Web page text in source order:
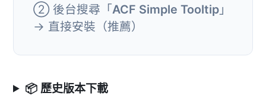
② 後台搜尋「ACF Simple Tooltip 」
→ 直接安裝（推薦）
📦 歷史版本下載